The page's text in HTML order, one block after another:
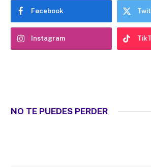
Facebook
Instagram
NO TE PUEDES PERDER